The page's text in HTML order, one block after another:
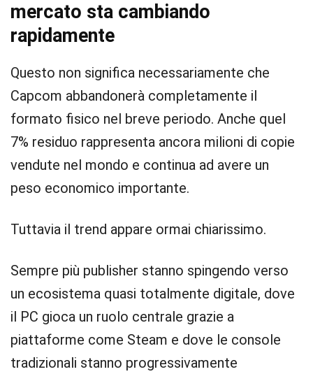
mercato sta cambiando
rapidamente
Questo non significa necessariamente che
Capcom abbandonerà completamente il
formato fisico nel breve periodo. Anche quel
7% residuo rappresenta ancora milioni di copie
vendute nel mondo e continua ad avere un
peso economico importante.
Tuttavia il trend appare ormai chiarissimo.
Sempre più publisher stanno spingendo verso
un ecosistema quasi totalmente digitale, dove
il PC gioca un ruolo centrale grazie a
piattaforme come Steam e dove le console
tradizionali stanno progressivamente